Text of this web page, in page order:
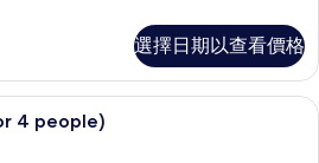
選擇日期以查看價格
書桌、遮光布/窗簾、免費無線上網、
4 people)